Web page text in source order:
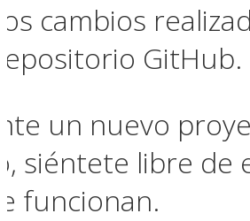
cambios
GitHub.
un nuevo
siéntete libre
funcionan.